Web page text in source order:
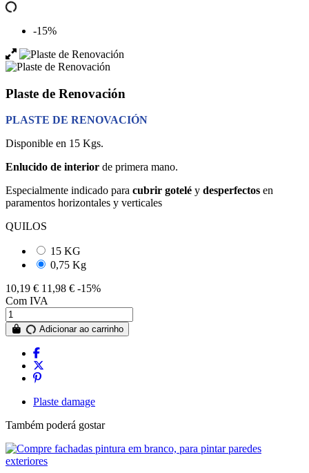
-15%
Plaste de Renovación
PLASTE DE RENOVACIÓN
Disponible en 15 Kgs.
Enlucido de interior de primera mano.
Especialmente indicado para cubrir gotelé y desperfectos en
paramentos horizontales y verticales
QUILOS
15 KG
0,75 Kg
10,19 € 11,98 € -15%
Com IVA
Adicionar ao carrinho
Plaste damage
Também poderá gostar